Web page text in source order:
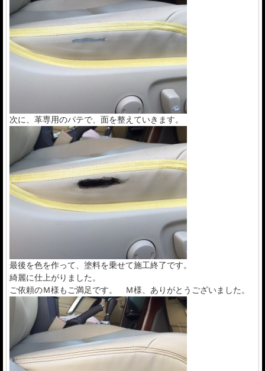
次に、革専用のパテで、面を整えていきます。
最後を色を作って、塗料を乗せて施工終了です。
綺麗に仕上がりました。
ご依頼のＭ様もご満足です。 Ｍ様、ありがとうございました。